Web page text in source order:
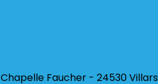
Faucher - 24530 Villars